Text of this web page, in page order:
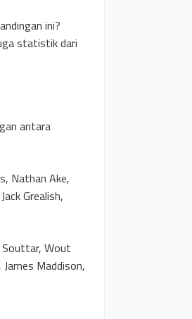
ini?
statistik dari
antara
Nathan Ake,
Grealish,
Souttar, Wout
Maddison,